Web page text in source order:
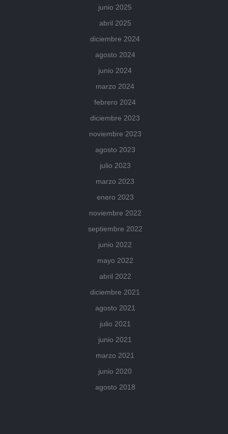
junio 2025
abril 2025
diciembre 2024
agosto 2024
junio 2024
marzo 2024
febrero 2024
diciembre 2023
noviembre 2023
agosto 2023
julio 2023
marzo 2023
enero 2023
noviembre 2022
septiembre 2022
junio 2022
mayo 2022
abril 2022
diciembre 2021
agosto 2021
julio 2021
junio 2021
marzo 2021
junio 2020
agosto 2018